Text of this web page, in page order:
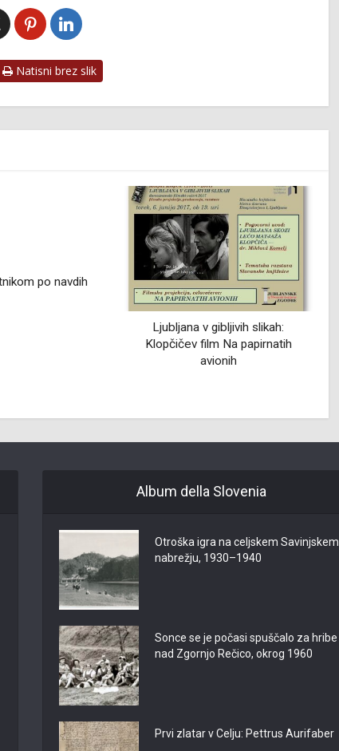
Natisni brez slik
Ura teče, nič ne reče
Album della Slovenia
Otroška igra na celjskem Savinjskem
nabrežju, 1930–1940
Sonce se je počasi spuščalo za hribe
nad Zgornjo Rečico, okrog 1960
Prvi zlatar v Celju: Pettrus Aurifaber